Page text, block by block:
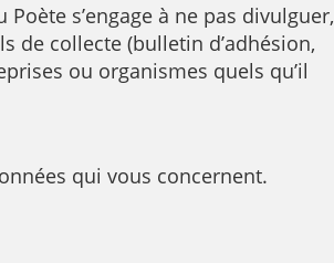
s’engage à ne pas divulguer,
de collecte (bulletin d’adhésion,
ou organismes quels qu’il
qui vous concernent.